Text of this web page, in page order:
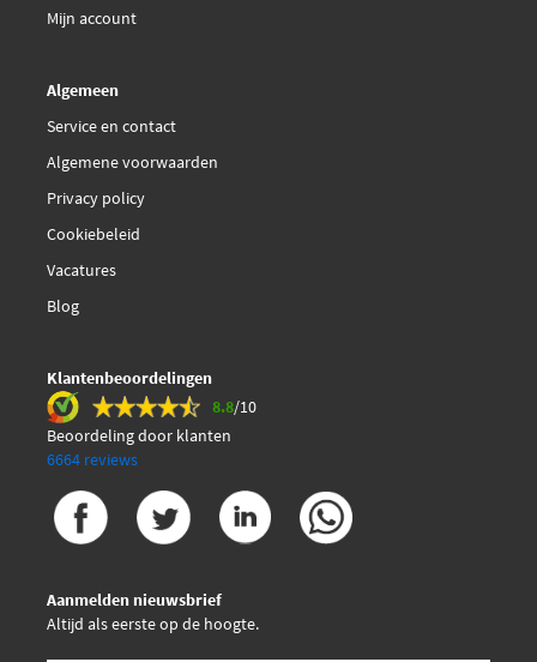
Mijn account
Algemeen
Service en contact
Algemene voorwaarden
Privacy policy
Cookiebeleid
Vacatures
Blog
Klantenbeoordelingen
8.8/10
Beoordeling door klanten
6664 reviews
Aanmelden nieuwsbrief
Altijd als eerste op de hoogte.